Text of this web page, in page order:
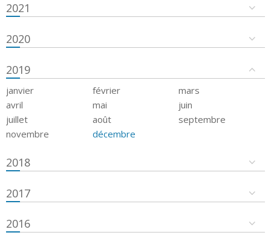
2021
2020
2019
janvier février
mars
avril
mai
juin
juillet
août
septembre
novembre
décembre
2018
2017
2016